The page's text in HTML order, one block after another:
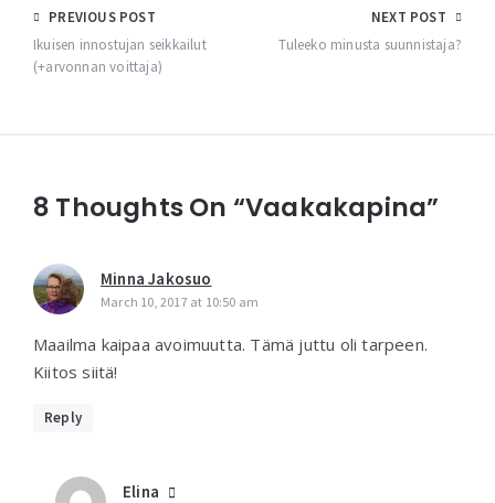
Post
navigation
PREVIOUS POST
Ikuisen innostujan seikkailut
(+arvonnan voittaja)
NEXT POST
Tuleeko minusta suunnistaja?
8 Thoughts On “Vaakakapina”
Minna Jakosuo
March 10, 2017 at 10:50 am
Maailma kaipaa avoimuutta. Tämä juttu oli tarpeen.
Kiitos siitä!
Reply
Elina